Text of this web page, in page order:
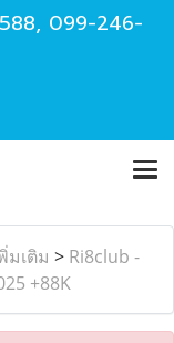
, 099-246-
มเติม > Ri8club -
+88K